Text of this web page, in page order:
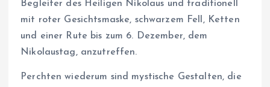
Begleiter des Heiligen Nikolaus und traditionell
mit roter Gesichtsmaske, schwarzem Fell, Ketten
und einer Rute bis zum 6. Dezember, dem
Nikolaustag, anzutreffen.
Perchten wiederum sind mystische Gestalten, die